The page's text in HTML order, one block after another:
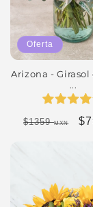
Oferta
Arizona - Girasol
...
Precio
$1359MXN